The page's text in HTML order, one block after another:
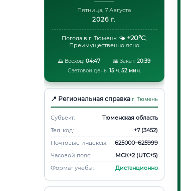
Пятница, 7 Августа
2026 г.
Погода в г. Тюмень: 🌤️ +20°C,
Преимущественно ясно
🌅 Восход: 04:47 🌇 Закат: 20:39
Световой день: 15 ч. 52 мин.
📍 Региональная справка г. Тюмень
Субъект:
Тюменская область
Тел. код:
+7 (3452)
Почтовые индексы:
625000–625999
Часовой пояс:
МСК+2 (UTC+5)
Формат учебы:
Дистанционно